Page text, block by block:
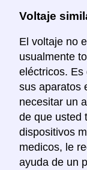
Voltaje
El voltaje no
usualmente
eléctricos. Es
sus aparatos
necesitar un
de que usted
dispositivos
medicos, le
ayuda de un